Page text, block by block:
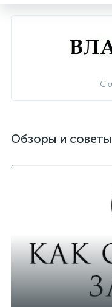
Обзоры и советы